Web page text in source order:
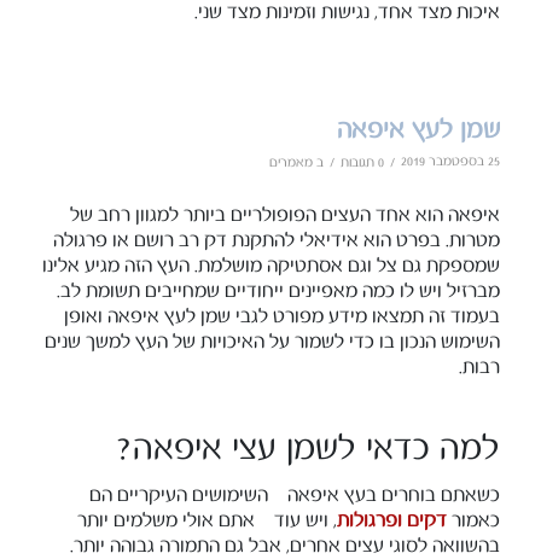
איכות מצד אחד, נגישות וזמינות מצד שני.
שמן לעץ איפאה
25 בספטמבר 2019 / 0 תגובות / ב מאמרים
איפאה הוא אחד העצים הפופולריים ביותר למגוון רחב של
מטרות. בפרט הוא אידיאלי להתקנת דק רב רושם או פרגולה
שמספקת גם צל וגם אסתטיקה מושלמת. העץ הזה מגיע אלינו
מברזיל ויש לו כמה מאפיינים ייחודיים שמחייבים תשומת לב.
בעמוד זה תמצאו מידע מפורט לגבי שמן לעץ איפאה ואופן
השימוש הנכון בו כדי לשמור על האיכויות של העץ למשך שנים
רבות.
למה כדאי לשמן עצי איפאה?
כשאתם בוחרים בעץ איפאה – השימושים העיקריים הם
כאמורדקים ופרגולות, ויש עוד – אתם אולי משלמים יותר
בהשוואה לסוגי עצים אחרים, אבל גם התמורה גבוהה יותר.